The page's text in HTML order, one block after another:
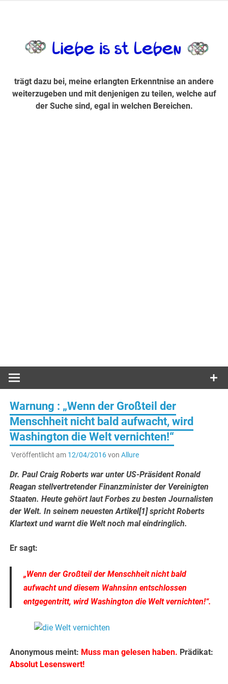
Suche sind, egal in welchen Bereichen.
trägt dazu bei, meine erlangten Erkenntnise an andere
weiterzugeben und mit denjenigen zu teilen, welche auf
der Suche sind, egal in welchen Bereichen.
Warnung : „Wenn der Großteil der
Menschheit nicht bald aufwacht, wird
Washington die Welt vernichten!“
Veröffentlicht am 12/04/2016von Allure
Dr. Paul Craig Roberts war unter US-Präsident Ronald
Reagan stellvertretender Finanzminister der Vereinigten
Staaten. Heute gehört laut Forbes zu besten Journalisten
der Welt. In seinem neuesten Artikel[1] spricht Roberts
Klartext und warnt die Welt noch mal eindringlich.
Er sagt:
„Wenn der Großteil der Menschheit nicht bald
aufwacht und diesem Wahnsinn entschlossen
entgegentritt, wird Washington die Welt vernichten!“.
Anonymous​ meint: Muss man gelesen haben. Prädikat:
Absolut Lesenswert!